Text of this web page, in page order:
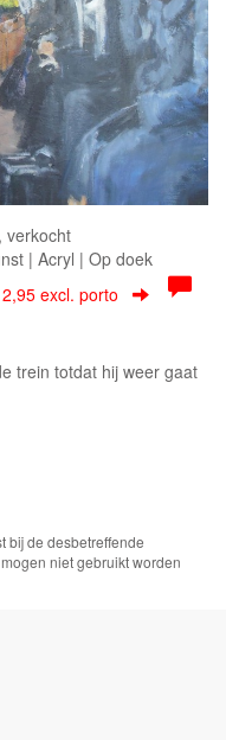
verkocht
| Acryl | Op doek
excl. porto
trein totdat hij weer gaat
bij de desbetreffende
niet gebruikt worden